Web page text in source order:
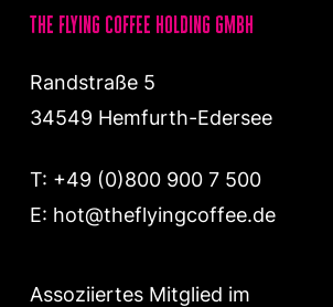
the flying coffee holding gmbh
Randstraße 5
34549 Hemfurth-Edersee
T: +49 (0)800 900 7 500
E: hot@theflyingcoffee.de
Assoziiertes Mitglied im